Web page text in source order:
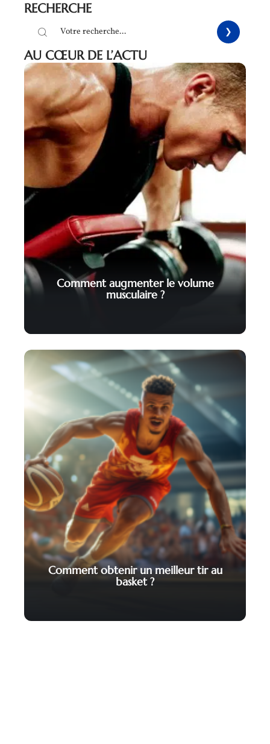
RECHERCHE
AU CŒUR DE L’ACTU
Comment augmenter le volume
musculaire ?
Comment obtenir un meilleur tir au
basket ?